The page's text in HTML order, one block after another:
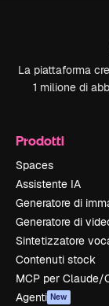
La piattaforma
1 milione di
Prodotti
Spaces
Assistente IA
Generatore di
Generatore di
Sintetizzatore
Contenuti stock
MCP per Claude/
Agenti New